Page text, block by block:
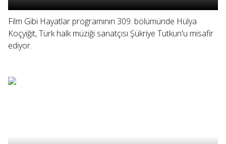
Film Gibi Hayatlar programının 309. bölümünde Hülya
Koçyiğit, Türk halk müziği sanatçısı Şükriye Tutkun'u misafir
ediyor.